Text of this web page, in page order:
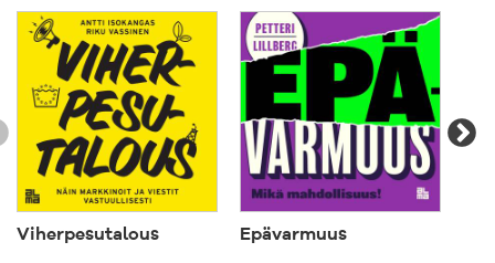
Markkinointiviestinnän Toimistojen Liitto MTL:n
Kultasulka-kilpailussa.
Viherpesutalous Epävarmuus